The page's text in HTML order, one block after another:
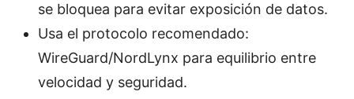
se bloquea para evitar exposición de datos.
Usa el protocolo recomendado:
WireGuard/NordLynx para equilibrio entre
velocidad y seguridad.